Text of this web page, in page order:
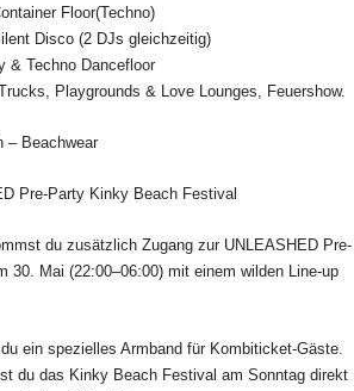
Floor(Techno)
Disco (2 DJs gleichzeitig)
& Techno Dancefloor
Playgrounds & Love Lounges, Feuershow.
– Beachwear
Pre-Party Kinky Beach Festival
du zusätzlich Zugang zur UNLEASHED Pre-
30. Mai (22:00–06:00) mit einem wilden Line-up
ein spezielles Armband für Kombiticket-Gäste.
du das Kinky Beach Festival am Sonntag direkt